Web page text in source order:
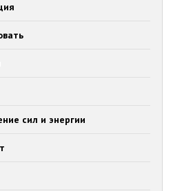
сил и энергии